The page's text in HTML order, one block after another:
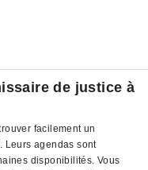
de justice à
facilement un
Leurs agendas sont
disponibilités. Vous